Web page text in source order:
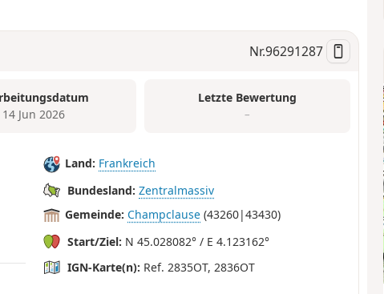
Nr.96291287
14 Jun 2026
Letzte Bewertung
–
Land: Frankreich
Bundesland: Zentralmassiv
Gemeinde: Champclause (43260|43430)
Start/Ziel: N 45.028082° / E 4.123162°
IGN-Karte(n): Ref. 2835OT, 2836OT